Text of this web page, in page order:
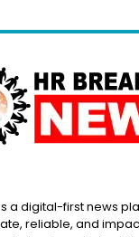
a digital-first news
reliable, and